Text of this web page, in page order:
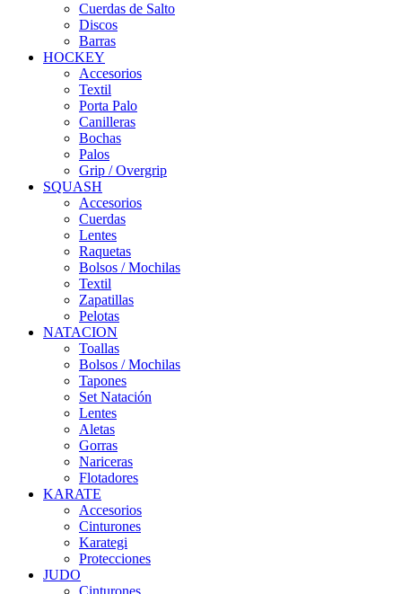
Cuerdas de Salto
Discos
Barras
HOCKEY
Accesorios
Textil
Porta Palo
Canilleras
Bochas
Palos
Grip / Overgrip
SQUASH
Accesorios
Cuerdas
Lentes
Raquetas
Bolsos / Mochilas
Textil
Zapatillas
Pelotas
NATACION
Toallas
Bolsos / Mochilas
Tapones
Set Natación
Lentes
Aletas
Gorras
Nariceras
Flotadores
KARATE
Accesorios
Cinturones
Karategi
Protecciones
JUDO